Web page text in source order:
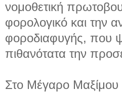
νομοθετική
φορολογικό και την
φοροδιαφυγής, που
πιθανότατα την
Στο Μέγαρο Μαξίμου